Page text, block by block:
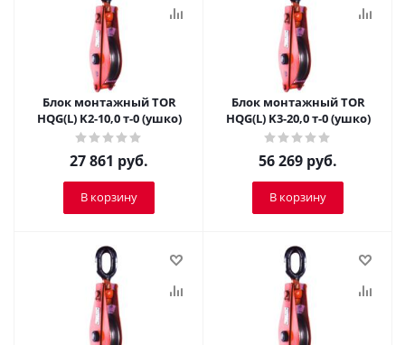
Блок монтажный TOR
HQG(L) K2-10,0 т-0 (ушко)
27 861 руб.
В корзину
Блок монтажный TOR
HQG(L) K3-20,0 т-0 (ушко)
56 269 руб.
В корзину